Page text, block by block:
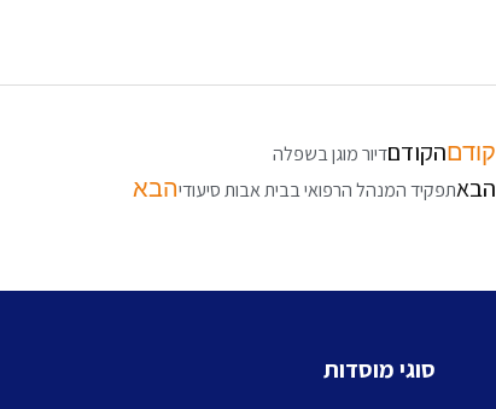
קודםהקודםדיור מוגן בשפלה
הבאתפקיד המנהל הרפואי בבית אבות סיעודיהבא
סוגי מוסדות